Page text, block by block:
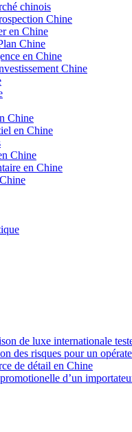
chinois
Chine
en Chine
Chine
en Chine
Chine
Chine
en Chine
Chine
en Chine
de luxe internationale
des risques pour un
de détail en Chine
d’un